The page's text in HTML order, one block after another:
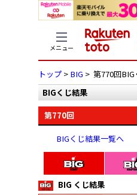
メニュー
トップ > BIG > 第770回BIG
BIGくじ結果
第770回
BIGくじ結果一覧へ
BIG くじ結果